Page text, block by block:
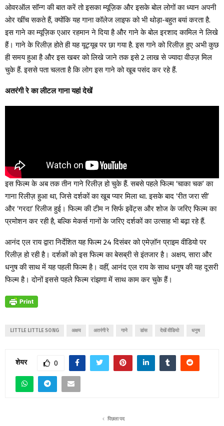
ओवरऑल सॉन्ग की बात करें तो इसका म्यूज़िक और इसके बोल लोगों का ध्यान अपनी
ओर खींच सकते हैं, क्योंकि यह गाना कॉलेज लाइफ को भी थोड़ा-बहुत बयां करता है.
इस गाने का म्यूज़िक एआर रहमान ने दिया है और गाने के बोल इरशाद कामिल ने लिखे
हैं। गाने के रिलीज़ होते ही यह यूट्यूब पर छा गया है. इस गाने को रिलीज़ हुए अभी कुछ
ही समय हुआ है और इस खबर को लिखे जाने तक इसे 2 लाख से ज्यादा वीउज़ मिल
चुके हैं. इससे पता चलता है कि लोग इस गाने को खूब पसंद कर रहे हैं.
अतरंगी रे का लीटल गाना यहां देखें
इस फिल्म के अब तक तीन गाने रिलीज़ हो चुके हैं. सबसे पहले फिल्म ‘चाका चक’ का
गाना रिलीज़ हुआ था, जिसे दर्शकों का खूब प्यार मिला था. इसके बाद ‘रीत जरा सी’
और ‘गरदा’ रिलीज हुई। फिल्म की टीम न सिर्फ इवेंट्स और शोज के जरिए फिल्म का
प्रमोशन कर रही है, बल्कि मेकर्स गानों के जरिए दर्शकों का उत्साह भी बढ़ा रहे हैं.
आनंद एल राय द्वारा निर्देशित यह फिल्म 24 दिसंबर को एमेज़ॉन प्राइम वीडियो पर
रिलीज़ हो रही है। दर्शकों को इस फिल्म का बेसब्री से इंतजार है। अक्षय, सारा और
धनुष की साथ में यह पहली फिल्म है। वहीं, आनंद एल राय के साथ धनुष की यह दूसरी
फिल्म है। दोनों इससे पहले फिल्म रांझणा में साथ काम कर चुके हैं।
LITTLE LITTLE SONG अक्षय अतरंगी रे गाने डांस देखें वीडियो धनुष
शेयर 0
पिछला पद